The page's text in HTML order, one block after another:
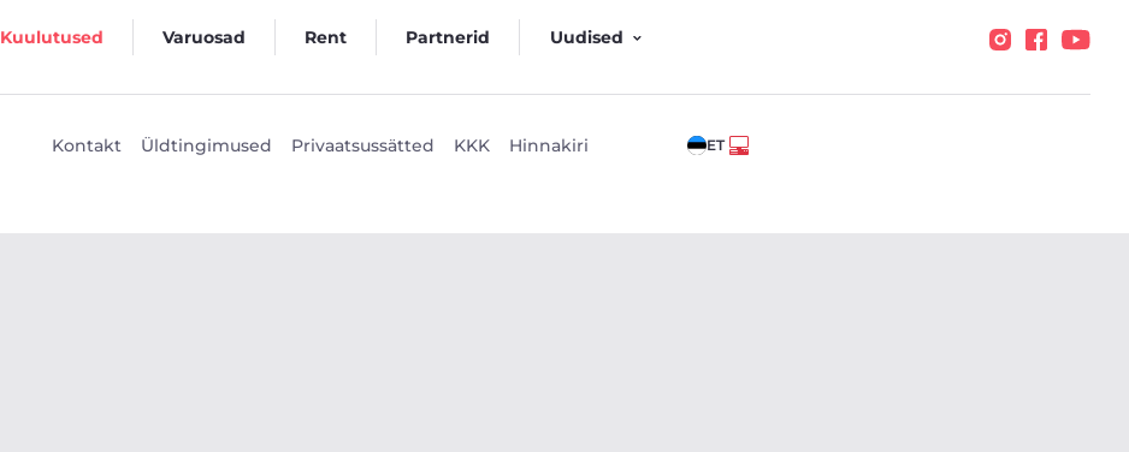
Kuulutused Varuosad Rent Partnerid Uudised
Kontakt Üldtingimused Privaatsussätted KKK Hinnakiri ET